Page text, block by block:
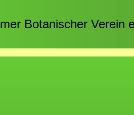
Botanischer Verein